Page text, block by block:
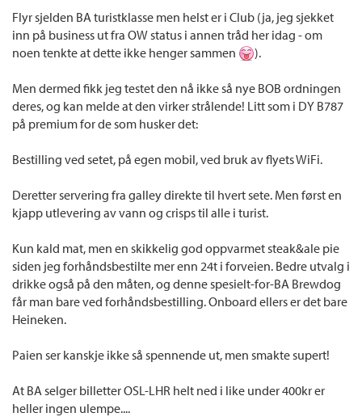
Flyr sjelden BA turistklasse men helst er i Club (ja, jeg sjekket
inn på business ut fra OW status i annen tråd her idag - om
noen tenkte at dette ikke henger sammen
).
Men dermed fikk jeg testet den nå ikke så nye BOB ordningen
deres, og kan melde at den virker strålende! Litt som i DY B787
på premium for de som husker det:
Bestilling ved setet, på egen mobil, ved bruk av flyets WiFi.
Deretter servering fra galley direkte til hvert sete. Men først en
kjapp utlevering av vann og crisps til alle i turist.
Kun kald mat, men en skikkelig god oppvarmet steak&ale pie
siden jeg forhåndsbestilte mer enn 24t i forveien. Bedre utvalg i
drikke også på den måten, og denne spesielt-for-BA Brewdog
får man bare ved forhåndsbestilling. Onboard ellers er det bare
Heineken.
Paien ser kanskje ikke så spennende ut, men smakte supert!
At BA selger billetter OSL-LHR helt ned i like under 400kr er
heller ingen ulempe....